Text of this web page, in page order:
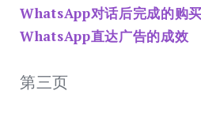
WhatsApp对话后完成的购
WhatsApp直达广告的成效
第三页